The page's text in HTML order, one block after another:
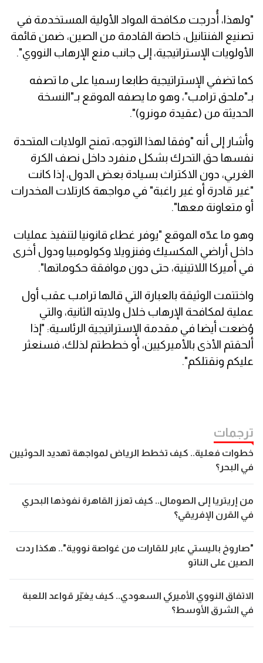
"ولهذا، أُدرجت مكافحة المواد الأولية المستخدمة في
تصنيع الفنتانيل، خاصة القادمة من الصين، ضمن قائمة
الأولويات الإستراتيجية، إلى جانب منع الإرهاب النووي".
كما تضفي الإستراتيجية طابعا رسميا على ما تصفه
بـ"ملحق ترامب"، وهو ما يصفه الموقع بـ"النسخة
الحديثة من (عقيدة مونرو)".
وأشار إلى أنه "وفقا لهذا التوجه، تمنح الولايات المتحدة
نفسها حق التحرك بشكل منفرد داخل نصف الكرة
الغربي، دون الاكتراث بسيادة بعض الدول، إذا كانت
"غير قادرة أو غير راغبة" في مواجهة كارتلات المخدرات
أو متعاونة معها".
وهو ما عدّه الموقع "يوفر غطاء قانونيا لتنفيذ عمليات
داخل أراضي المكسيك وفنزويلا وكولومبيا ودول أخرى
في أميركا اللاتينية، حتى دون موافقة حكوماتها".
واختتمت الوثيقة بالعبارة التي قالها ترامب عقب أول
عملية لمكافحة الإرهاب خلال ولايته الثانية، والتي
وُضعت أيضا في مقدمة الإستراتيجية الرئاسية: "إذا
ألحقتم الأذى بالأميركيين، أو خططتم لذلك، فسنعثر
عليكم ونقتلكم".
ترجمات
خطوات فعلية.. كيف تخطط الرياض لمواجهة تهديد الحوثيين
في البحر؟
من إريتريا إلى الصومال.. كيف تعزز القاهرة نفوذها البحري
في القرن الإفريقي؟
"صاروخ باليستي عابر للقارات من غواصة نووية".. هكذا ردت
الصين على الناتو
الاتفاق النووي الأميركي السعودي.. كيف يغيّر قواعد اللعبة
في الشرق الأوسط؟